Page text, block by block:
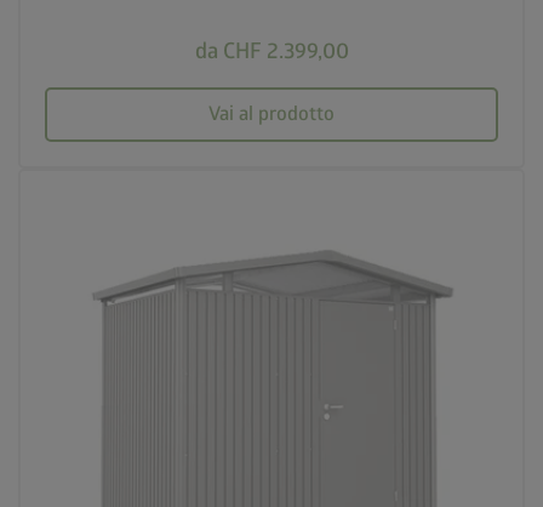
da CHF 2.399,00
Vai al prodotto